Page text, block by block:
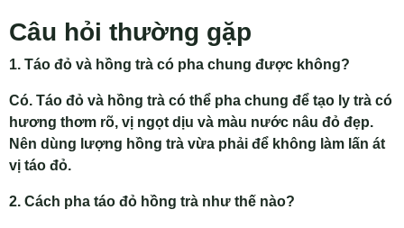
Câu hỏi thường gặp
1. Táo đỏ và hồng trà có pha chung được không?
Có. Táo đỏ và hồng trà có thể pha chung để tạo ly trà có
hương thơm rõ, vị ngọt dịu và màu nước nâu đỏ đẹp.
Nên dùng lượng hồng trà vừa phải để không làm lấn át
vị táo đỏ.
2. Cách pha táo đỏ hồng trà như thế nào?